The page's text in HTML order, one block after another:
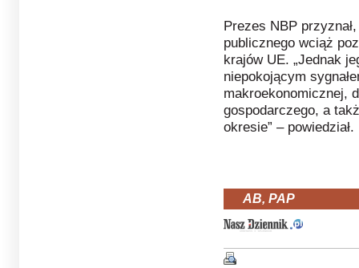
Prezes NBP
publicznego wciąż
krajów UE. „Jednak
niepokojącym
makroekonomicznej,
gospodarczego, a
okresie” – powiedział.
AB, PAP